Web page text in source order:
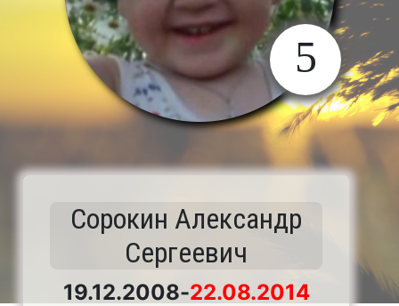
5
Сорокин Александр
Сергеевич
19.12.2008-22.08.2014